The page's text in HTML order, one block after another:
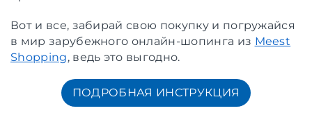
Вот и все, забирай свою покупку и погружайся
в мир зарубежного онлайн-шопинга из Meest
Shopping, ведь это выгодно.
ПОДРОБНАЯ ИНСТРУКЦИЯ